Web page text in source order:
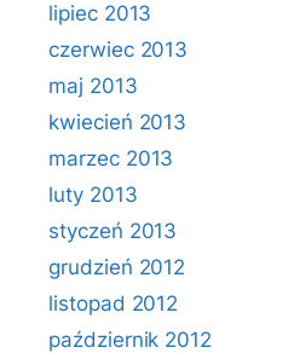
lipiec 2013
czerwiec 2013
maj 2013
kwiecień 2013
marzec 2013
luty 2013
styczeń 2013
grudzień 2012
listopad 2012
październik 2012